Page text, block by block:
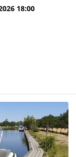
18:00